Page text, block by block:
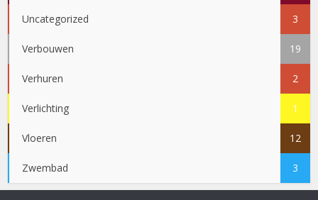
Uncategorized 3
Verbouwen 19
Verhuren 2
Verlichting 1
Vloeren 12
Zwembad 3